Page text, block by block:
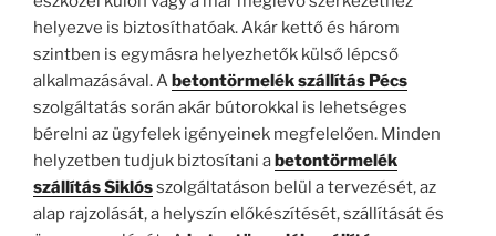
helyezve is biztosíthatóak. Akár kettő és három
szintben is egymásra helyezhetők külső lépcső
alkalmazásával. Abetontörmelék szállítás Pécs
szolgáltatás során akár bútorokkal is lehetséges
bérelni az ügyfelek igényeinek megfelelően. Minden
helyzetben tudjuk biztosítani abetontörmelék
szállításSiklósszolgáltatáson belül a tervezését, az
alap rajzolását, a helyszín előkészítését, szállítását és